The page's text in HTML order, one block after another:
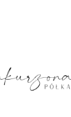
from
usage
abuse.
MORE